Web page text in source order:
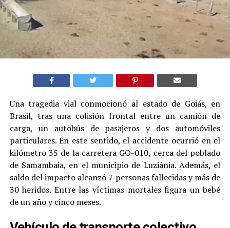
Una tragedia vial conmocionó al estado de Goiás, en
Brasil, tras una colisión frontal entre un camión de
carga, un autobús de pasajeros y dos automóviles
particulares. En este sentido, el accidente ocurrió en el
kilómetro 35 de la carretera GO-010, cerca del poblado
de Samambaia, en el municipio de Luziânia. Además, el
saldo del impacto alcanzó 7 personas fallecidas y más de
30 heridos. Entre las víctimas mortales figura un bebé
de un año y cinco meses.